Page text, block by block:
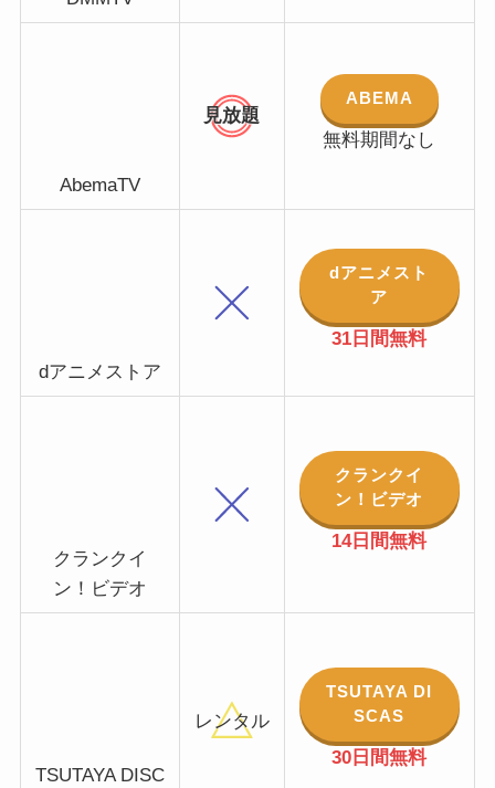
AbemaTV
見放題
ABEMA
無料期間なし
dアニメストア
dアニメスト
ア
31日間無料
クランクイ
ン！ビデオ
クランクイ
ン！ビデオ
14日間無料
TSUTAYA DISC
レンタル
TSUTAYA DI
SCAS
30日間無料